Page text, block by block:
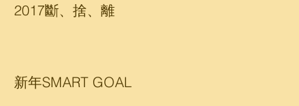
2017斷、捨、離
新年SMART GOAL